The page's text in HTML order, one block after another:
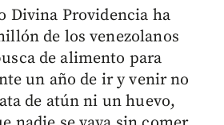
Divina Providencia ha
de los venezolanos
de alimento para
un año de ir y venir no
de atún ni un huevo,